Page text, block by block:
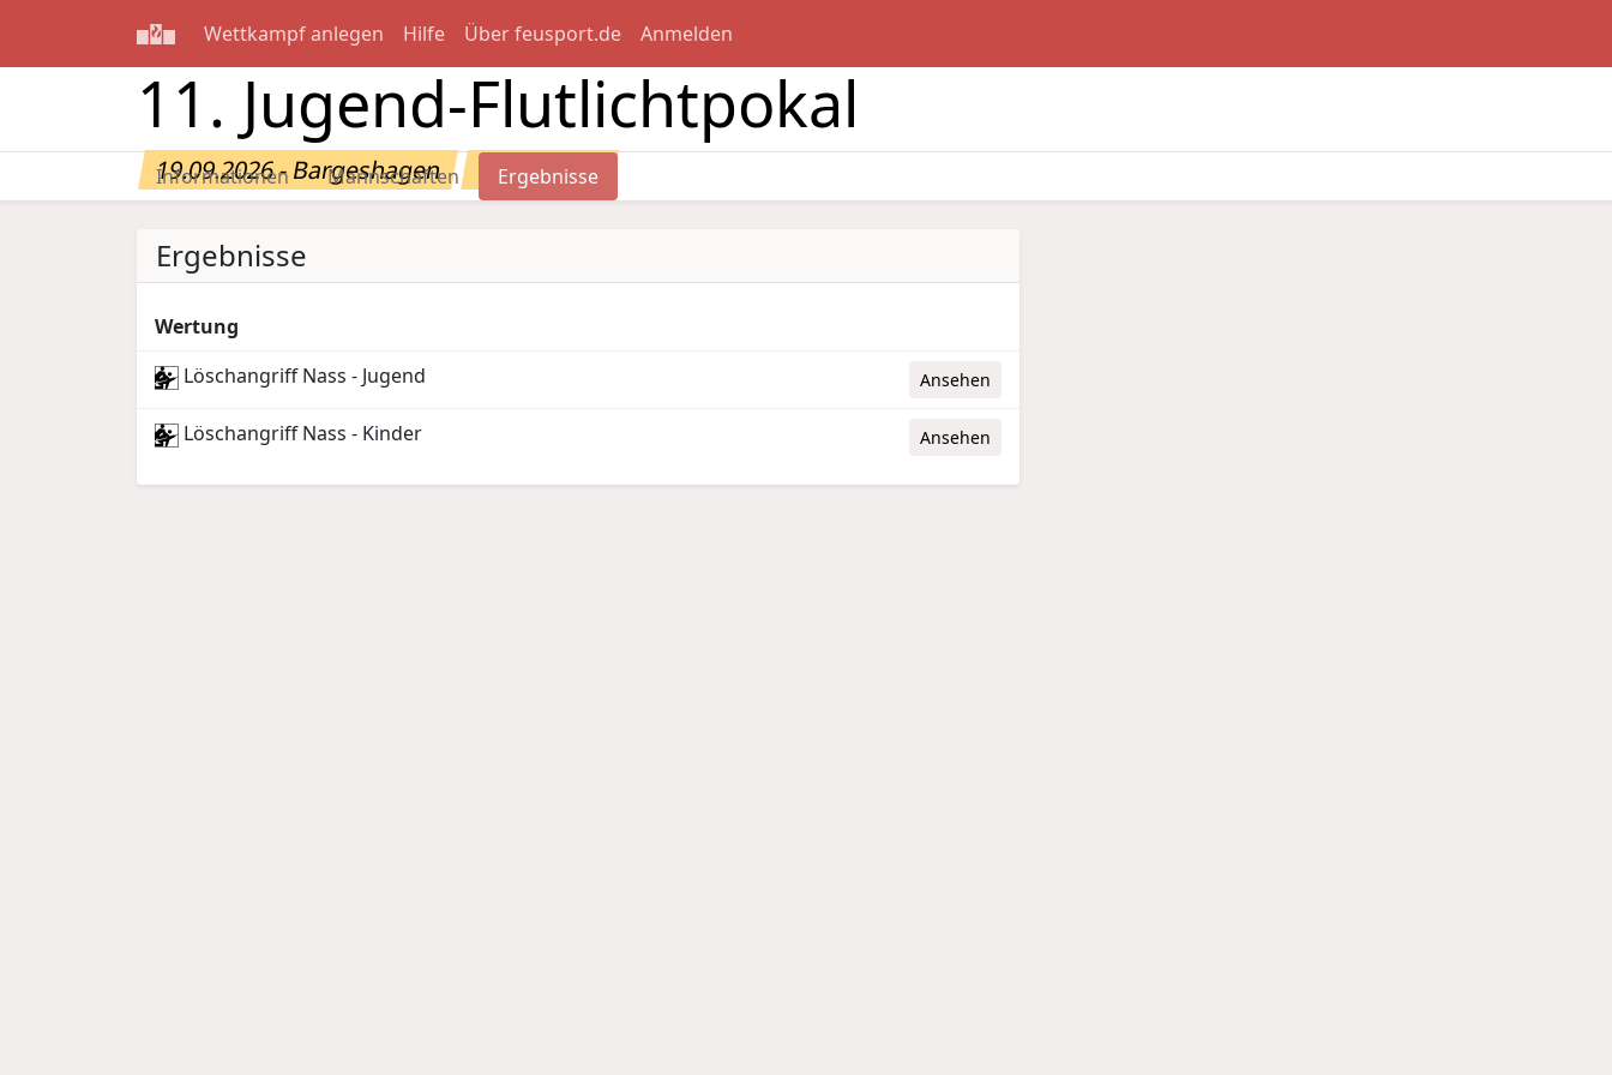
Wettkampf anlegen Hilfe Über feusport.de Anmelden
11. Jugend-Flutlichtpokal
19.09.2026 - Bargeshagen Ergebnisse
Informationen Mannschaften Ergebnisse
Ergebnisse
Wertung
Löschangriff Nass - Jugend
Ansehen
Löschangriff Nass - Kinder Ansehen